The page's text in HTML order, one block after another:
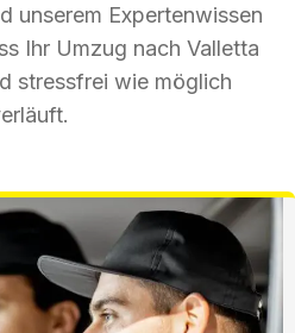
unserem Expertenwissen
Ihr Umzug nach Valletta
stressfrei wie möglich